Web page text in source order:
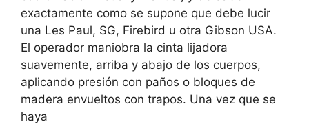
exactamente como se supone que debe lucir
una Les Paul, SG, Firebird u otra Gibson USA.
El operador maniobra la cinta lijadora
suavemente, arriba y abajo de los cuerpos,
aplicando presión con paños o bloques de
madera envueltos con trapos. Una vez que se
haya